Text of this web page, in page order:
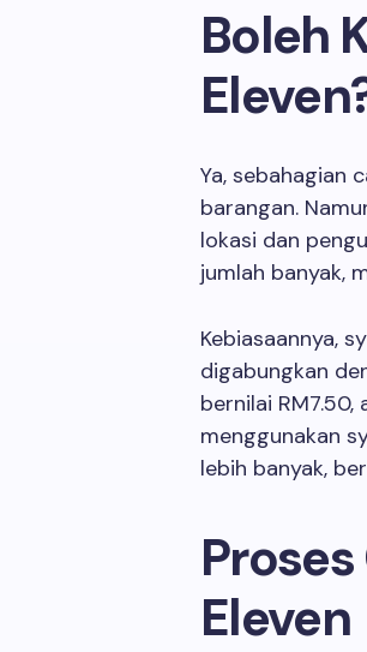
Boleh
Ya, sebahagian
barangan.
lokasi dan
jumlah banyak,
Kebiasaannya,
digabungkan
bernilai
menggunakan
lebih banyak,
Eleven